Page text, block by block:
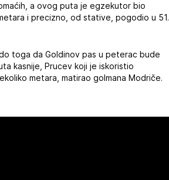
a ovog puta je egzekutor bio
i precizno, od stative, pogodio u 51.
toga da Goldinov pas u peterac bude
kasnije, Prucev koji je iskoristio
metara, matirao golmana Modriče.